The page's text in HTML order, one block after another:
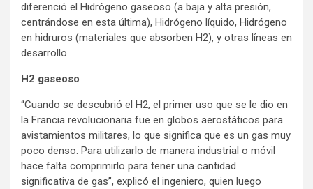
diferenció el Hidrógeno gaseoso (a baja y alta presión,
centrándose en esta última), Hidrógeno líquido, Hidrógeno
en hidruros (materiales que absorben H2), y otras líneas en
desarrollo.
H2 gaseoso
“Cuando se descubrió el H2, el primer uso que se le dio en
la Francia revolucionaria fue en globos aerostáticos para
avistamientos militares, lo que significa que es un gas muy
poco denso. Para utilizarlo de manera industrial o móvil
hace falta comprimirlo para tener una cantidad
significativa de gas”, explicó el ingeniero, quien luego